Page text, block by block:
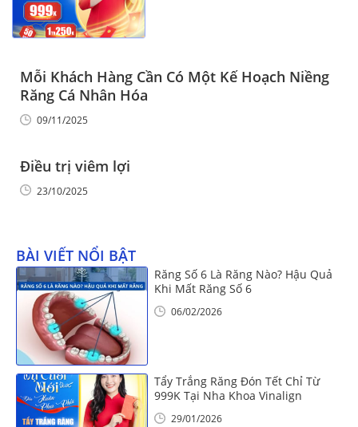
Mỗi Khách Hàng Cần Có Một Kế Hoạch Niềng
Răng Cá Nhân Hóa
09/11/2025
Điều trị viêm lợi
23/10/2025
BÀI VIẾT NỔI BẬT
Răng Số 6 Là Răng Nào? Hậu Quả
Khi Mất Răng Số 6
06/02/2026
Tẩy Trắng Răng Đón Tết Chỉ Từ
999K Tại Nha Khoa Vinalign
29/01/2026